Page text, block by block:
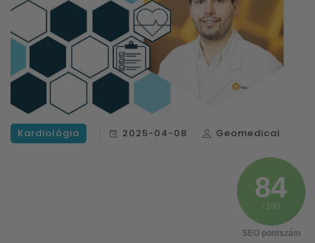
Kardiológia 2025-04-08 Geomedical
84
/ 100
SEO pontszám